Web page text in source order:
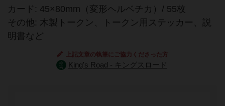
カード: 45×80mm（変形ヘルベチカ）/ 55枚
その他: 木製トークン、トークン用ステッカー、説
明書など
上記文章の執筆にご協力くださった方
King's Road - キングスロード